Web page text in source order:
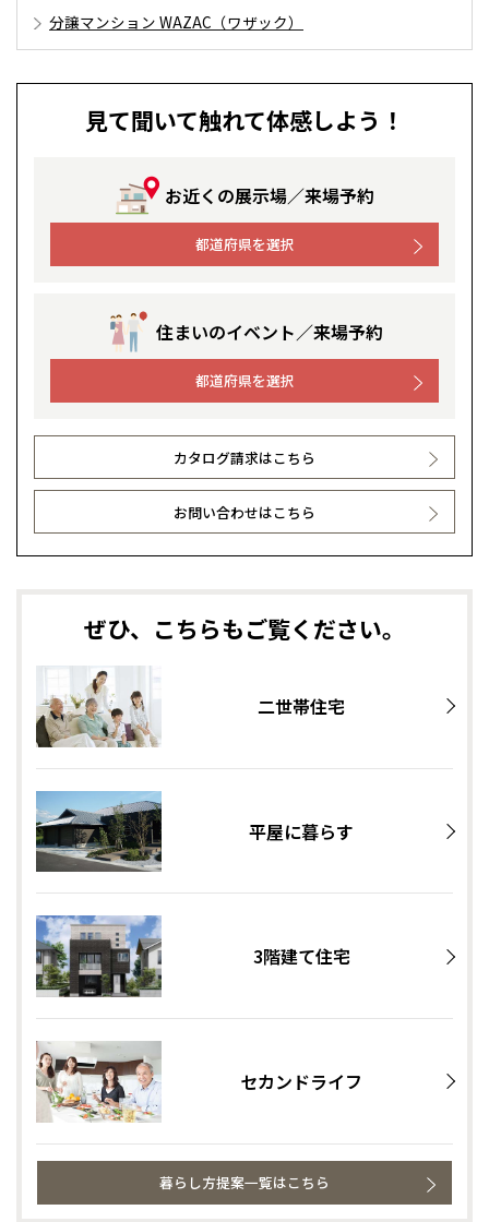
分譲マンション WAZAC（ワザック）
見て聞いて触れて体感しよう！
お近くの展示場／来場予約
都道府県を選択
住まいのイベント／来場予約
都道府県を選択
カタログ請求はこちら
お問い合わせはこちら
ぜひ、こちらもご覧ください。
二世帯住宅
平屋に暮らす
3階建て住宅
セカンドライフ
暮らし方提案一覧はこちら